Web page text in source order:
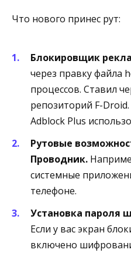
Что нового принес рут:
Блокировщик
через правку файла
процессов. Ставил
репозиторий F-
Adblock Plus
Рутовые
Проводник.
системные
телефоне.
Установка пароля
Если у вас экран
включено